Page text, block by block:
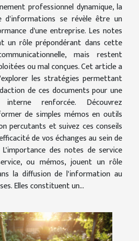
professionnel dynamique, la
d'informations se révèle être un
d'une entreprise. Les notes
un rôle prépondérant dans cette
mais restent
ou mal conçues. Cet article a
les stratégies permettant
de ces documents pour une
interne renforcée. Découvrez
de simples mémos en outils
percutants et suivez ces conseils
de vos échanges au sein de
des notes de service
ou mémos, jouent un rôle
la diffusion de l'information au
Elles constituent un...